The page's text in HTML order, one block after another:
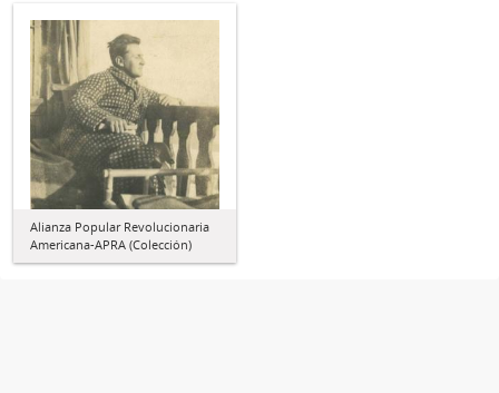
Alianza Popular Revolucionaria
Americana-APRA (Colección)